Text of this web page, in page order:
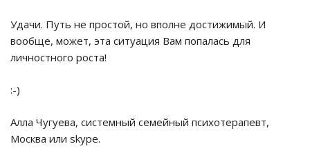
Удачи. Путь не простой, но вполне достижимый. И
вообще, может, эта ситуация Вам попалась для
личностного роста!
:-)
Алла Чугуева, системный семейный психотерапевт,
Москва или skype.